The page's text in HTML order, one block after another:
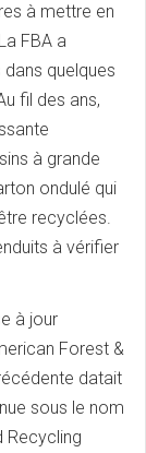
à mettre en
FBA a
quelques
fil des ans,
à grande
ondulé qui
recyclées.
à vérifier
à jour
Forest &
datait
sous le nom
Recycling